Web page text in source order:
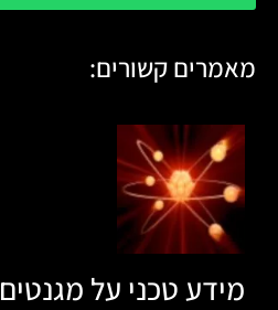
מאמרים קשורים:
מידע טכני על מגנטים